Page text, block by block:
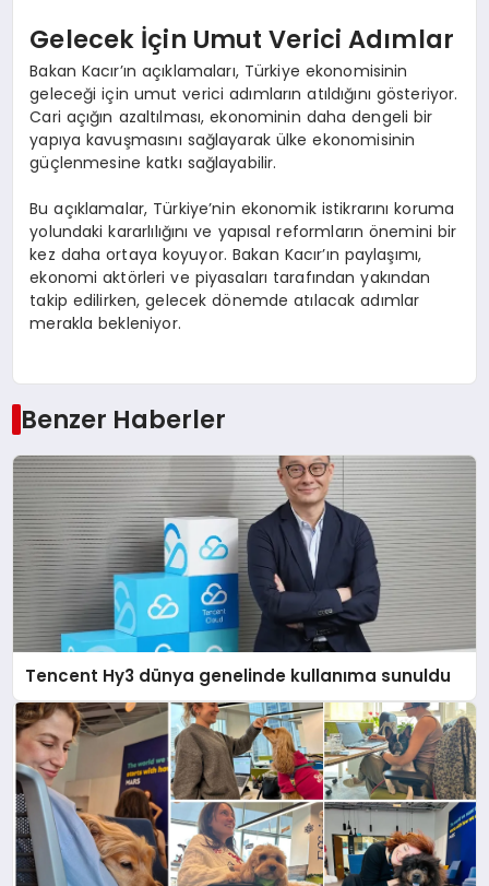
Gelecek İçin Umut Verici Adımlar
Bakan Kacır’ın açıklamaları, Türkiye ekonomisinin
geleceği için umut verici adımların atıldığını gösteriyor.
Cari açığın azaltılması, ekonominin daha dengeli bir
yapıya kavuşmasını sağlayarak ülke ekonomisinin
güçlenmesine katkı sağlayabilir.
Bu açıklamalar, Türkiye’nin ekonomik istikrarını koruma
yolundaki kararlılığını ve yapısal reformların önemini bir
kez daha ortaya koyuyor. Bakan Kacır’ın paylaşımı,
ekonomi aktörleri ve piyasaları tarafından yakından
takip edilirken, gelecek dönemde atılacak adımlar
merakla bekleniyor.
Benzer Haberler
Tencent Hy3 dünya genelinde kullanıma sunuldu